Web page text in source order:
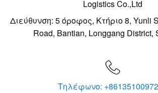
Logistics Co.,Ltd
Διεύθυνση: 5 όροφος, Κτήριο 8, Yunli
Road, Bantian, Longgang District,

Τηλέφωνο: